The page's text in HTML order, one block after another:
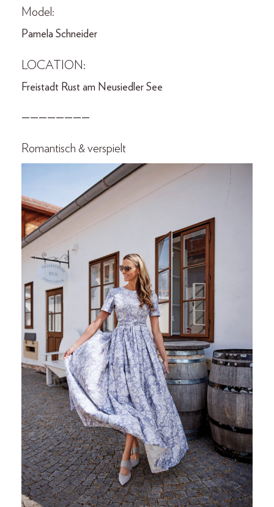
Model:
Pamela Schneider
LOCATION:
Freistadt Rust am Neusiedler See
————————
Romantisch & verspielt